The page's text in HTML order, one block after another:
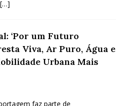
[…]
‘Por um Futuro
Viva, Ar Puro, Água e
Urbana Mais
faz parte de